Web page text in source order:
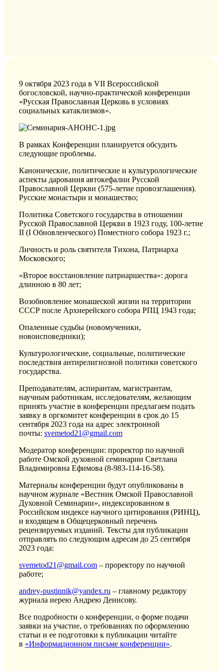
9 октября 2023 года в VII Всероссийской
богословской, научно-практической конференции
«Русская Православная Церковь в условиях
социальных катаклизмов».
В рамках Конференции планируется обсудить
следующие проблемы.
Канонические, политические и культурологические
аспекты дарования автокефалии Русской
Православной Церкви (575-летие провозглашения).
Русские монастыри и монашество;
Политика Советского государства в отношении
Русской Православной Церкви в 1923 году, 100-летие
II (I Обновленческого) Поместного собора 1923 г.;
Личность и роль святителя Тихона, Патриарха
Московского;
«Второе восстановление патриаршества»: дорога
длинною в 80 лет;
Возобновление монашеской жизни на территории
СССР после Архиерейского собора РПЦ 1943 года;
Опаленные судьбы (новомученики,
новоисповедники);
Культурологические, социальные, политические
последствия антирелигиозной политики советского
государства.
Преподавателям, аспирантам, магистрантам,
научным работникам, исследователям, желающим
принять участие в конференции предлагаем подать
заявку в оргкомитет конференции в срок до 15
сентября 2023 года на адрес электронной
почты: svemetod21@gmail.com
Модератор конференции: проректор по научной
работе Омской духовной семинарии Светлана
Владимировна Ефимова (8-983-114-16-58).
Материалы конференции будут опубликованы в
научном журнале «Вестник Омской Православной
Духовной Семинарии», индексированном в
Российском индексе научного цитирования (РИНЦ),
и входящем в Общецерковный перечень
рецензируемых изданий. Тексты для публикации
отправлять по следующим адресам до 25 сентября
2023 года:
svemetod21@gmail.com – проректору по научной
работе;
andrey-pustinnik@yandex.ru – главному редактору
журнала иерею Андрею Денисову.
Все подробности о конференции, о форме подачи
заявки на участие, о требованиях по оформлению
статьи и ее подготовки к публикации читайте
в «Информационном письме конференции».